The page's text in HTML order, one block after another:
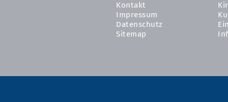
Kontakt
Impressum
Datenschutz
Sitemap